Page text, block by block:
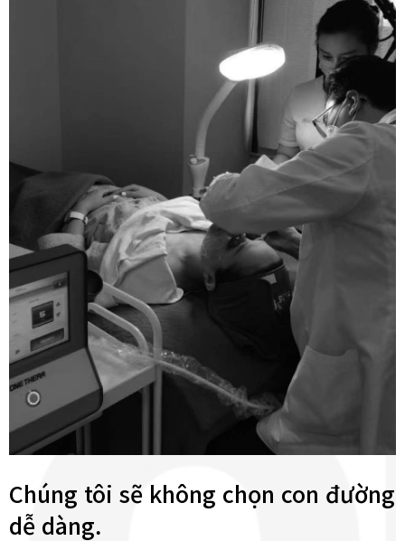
Chúng tôi sẽ không chọn con đường
dễ dàng.